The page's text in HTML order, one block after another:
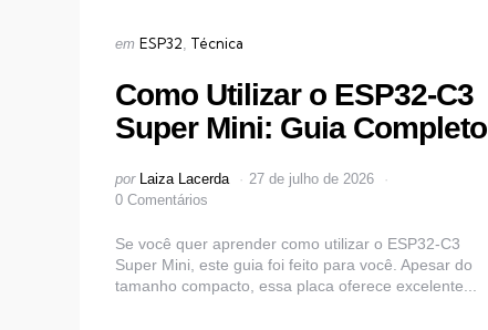
Categorias
Publicado
em ESP32 Técnica
Como Utilizar o ESP32-C3
Super Mini: Guia Completo
Postado
por
por Laiza Lacerda
27 de julho de 2026
0 Comentários
Se você quer aprender como utilizar o ESP32-C3
Super Mini, este guia foi feito para você. Apesar do
tamanho compacto, essa placa oferece excelente...